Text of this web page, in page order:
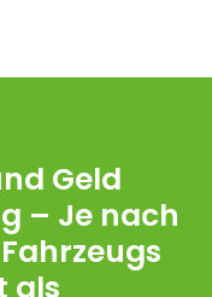
Geld
– Je nach
als